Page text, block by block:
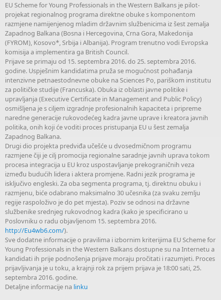
EU Scheme for Young Professionals in the Western Balkans je pilot-
projekat regionalnog programa direktne obuke s komponentom
razmjene namijenjenog mladim državnim službenicima iz šest zemalja
Zapadnog Balkana (Bosna i Hercegovina, Crna Gora, Makedonija
(FYROM), Kosovo*, Srbija i Albanija). Program trenutno vodi Evropska
komisija a implementira ga British Council.
Prijave se primaju od 15. septembra 2016. do 25. septembra 2016.
godine. Uspješnim kandidatima pruža se mogućnost pohađanja
intenzivne petnaestodnevne obuke na Sciences Po, pariškom institutu
za političke studije (Francuska). Obuka iz oblasti javne politike i
upravljanja (Executive Certificate in Management and Public Policy)
osmišljena je s ciljem izgradnje profesionalnih kapaciteta i pripreme
naredne generacije rukovodećeg kadra javne uprave i kreatora javnih
politika, onih koji će voditi proces pristupanja EU u šest zemalja
Zapadnog Balkana.
Drugi dio projekta predviđa učešće u dvosedmičnom programu
razmjene čiji je cilj promocija regionalne saradnje javnih uprava tokom
procesa integracija u EU kroz uspostavljanje prekograničnih veza
između budućih lidera i aktera promjene. Radni jezik programa je
isključivo engleski. Za oba segmenta programa, tj. direktnu obuku i
razmjenu, biće odabrano maksimalno 30 učesnika (za svaku zemlju
regije raspoloživo je do pet mjesta). Poziv se odnosi na državne
službenike srednjeg rukovodnog kadra (kako je specificirano u
Poslovniku o radu objavljenom 15. septembra 2016.
http://Eu4wb6.com/).
Sve dodatne informacije o pravilima i izbornim kriterijima EU Scheme for
Young Professionals in the Western Balkans dostupne su na Internetu a
kandidati ih prije podnošenja prijave moraju pročitati i razumjeti. Proces
prijavljivanja je u toku, a krajnji rok za prijem prijava je 18:00 sati, 25.
septembra 2016. godine.
Detaljne informacije na linku